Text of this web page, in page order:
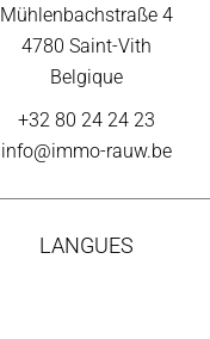
Mühlenbachstraße 4
4780 Saint-Vith
Belgique
+32 80 24 24 23
info@immo-rauw.be
LANGUES